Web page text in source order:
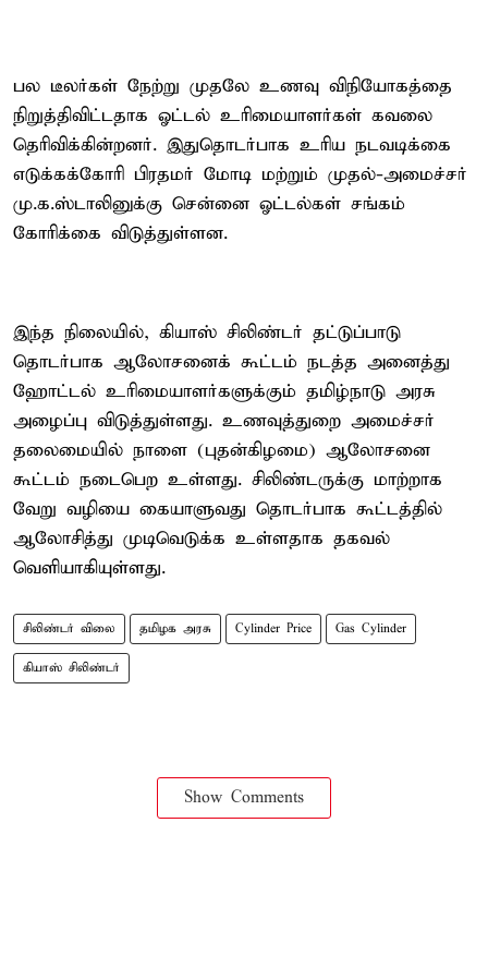
பல டீலர்கள் நேற்று முதலே உணவு விநியோகத்தை
நிறுத்திவிட்டதாக ஓட்டல் உரிமையாளர்கள் கவலை
தெரிவிக்கின்றனர். இதுதொடர்பாக உரிய நடவடிக்கை
எடுக்கக்கோரி பிரதமர் மோடி மற்றும் முதல்-அமைச்சர்
மு.க.ஸ்டாலினுக்கு சென்னை ஓட்டல்கள் சங்கம்
கோரிக்கை விடுத்துள்ளன.
இந்த நிலையில், கியாஸ் சிலிண்டர் தட்டுப்பாடு
தொடர்பாக ஆலோசனைக் கூட்டம் நடத்த அனைத்து
ஹோட்டல் உரிமையாளர்களுக்கும் தமிழ்நாடு அரசு
அழைப்பு விடுத்துள்ளது. உணவுத்துறை அமைச்சர்
தலைமையில் நாளை (புதன்கிழமை) ஆலோசனை
கூட்டம் நடைபெற உள்ளது. சிலிண்டருக்கு மாற்றாக
வேறு வழியை கையாளுவது தொடர்பாக கூட்டத்தில்
ஆலோசித்து முடிவெடுக்க உள்ளதாக தகவல்
வெளியாகியுள்ளது.
சிலிண்டர் விலை தமிழக அரசு Cylinder Price Gas Cylinder
கியாஸ் சிலிண்டர்
Show Comments